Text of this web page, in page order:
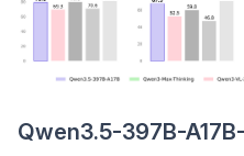
Qwen3.5-397B-